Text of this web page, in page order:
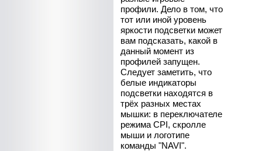
профили. Дело в том, что
тот или иной уровень
яркости подсветки может
вам подсказать, какой в
данный момент из
профилей запущен.
Следует заметить, что
белые индикаторы
подсветки находятся в
трёх разных местах
мышки: в переключателе
режима CPI, скролле
мыши и логотипе
команды "NAVI".